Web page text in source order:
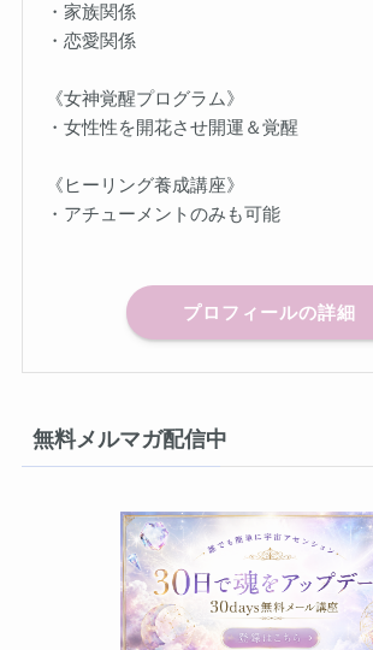
・家族関係
・恋愛関係
《女神覚醒プログラム》
・女性性を開花させ開運＆覚醒
《ヒーリング養成講座》
・アチューメントのみも可能
プロフィールの詳細
無料メルマガ配信中